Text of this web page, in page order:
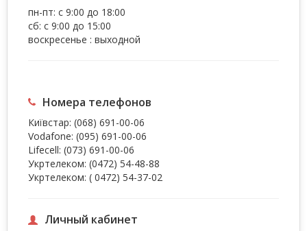
пн-пт: с 9:00 до 18:00
сб: с 9:00 до 15:00
воскресенье : выходной
Номера телефонов
Київстар: (068) 691-00-06
Vodafone: (095) 691-00-06
Lifecell: (073) 691-00-06
Укртелеком: (0472) 54-48-88
Укртелеком: ( 0472) 54-37-02
Личный кабинет